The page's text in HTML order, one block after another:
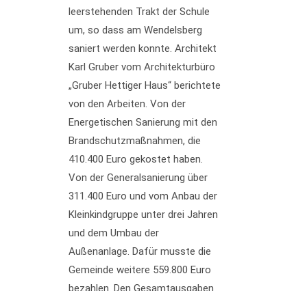
leerstehenden Trakt der Schule
um, so dass am Wendelsberg
saniert werden konnte. Architekt
Karl Gruber vom Architekturbüro
„Gruber Hettiger Haus“ berichtete
von den Arbeiten. Von der
Energetischen Sanierung mit den
Brandschutzmaßnahmen, die
410.400 Euro gekostet haben.
Von der Generalsanierung über
311.400 Euro und vom Anbau der
Kleinkindgruppe unter drei Jahren
und dem Umbau der
Außenanlage. Dafür musste die
Gemeinde weitere 559.800 Euro
bezahlen. Den Gesamtausgaben